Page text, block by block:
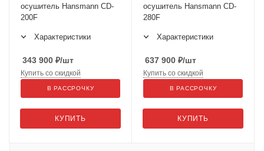
осушитель Hansmann CD-
200F
Характеристики
343 900 ₽/шт
КУПИТЬ
Купить со скидкой
В РАССРОЧКУ
осушитель Hansmann CD-
280F
Характеристики
637 900 ₽/шт
КУПИТЬ
Купить со скидкой
В РАССРОЧКУ